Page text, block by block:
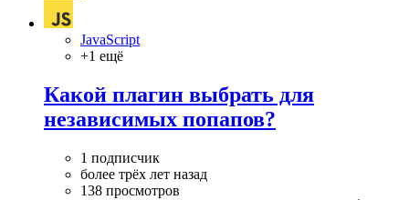
JavaScript
+1 ещё
Какой плагин выбрать для
независимых попапов?
1 подписчик
более трёх лет назад
138 просмотров